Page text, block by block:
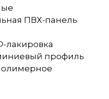
ПВХ-панель
лакировка
профиль